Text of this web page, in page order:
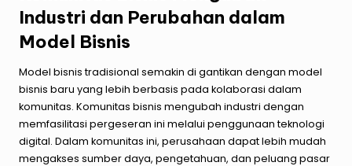
Industri dan Perubahan dalam
Model Bisnis
Model bisnis tradisional semakin di gantikan dengan model
bisnis baru yang lebih berbasis pada kolaborasi dalam
komunitas. Komunitas bisnis mengubah industri dengan
memfasilitasi pergeseran ini melalui penggunaan teknologi
digital. Dalam komunitas ini, perusahaan dapat lebih mudah
mengakses sumber daya, pengetahuan, dan peluang pasar